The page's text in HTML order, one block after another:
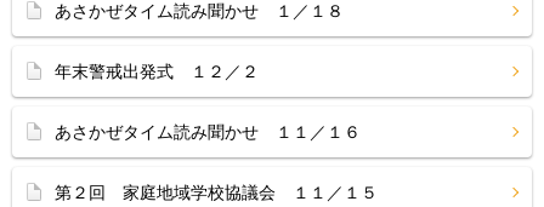
あさかぜタイム読み聞かせ １／１８
年末警戒出発式 １２／２
あさかぜタイム読み聞かせ １１／１６
第２回 家庭地域学校協議会 １１／１５